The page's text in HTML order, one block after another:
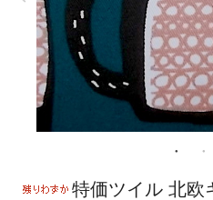
特価ツイル 北欧